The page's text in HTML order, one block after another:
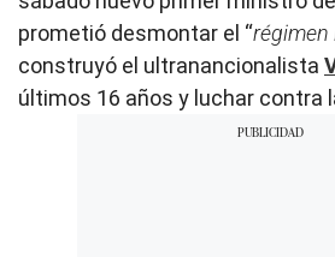
prometió desmontar el “régimen
construyó el ultranancionalista
últimos 16 años y luchar contra